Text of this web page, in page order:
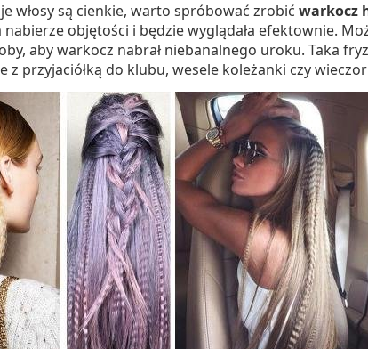
włosy są cienkie, warto spróbować zrobić warkocz
objętości i będzie wyglądała efektownie.
aby warkocz nabrał niebanalnego uroku. Taka
z przyjaciółką do klubu, wesele koleżanki czy